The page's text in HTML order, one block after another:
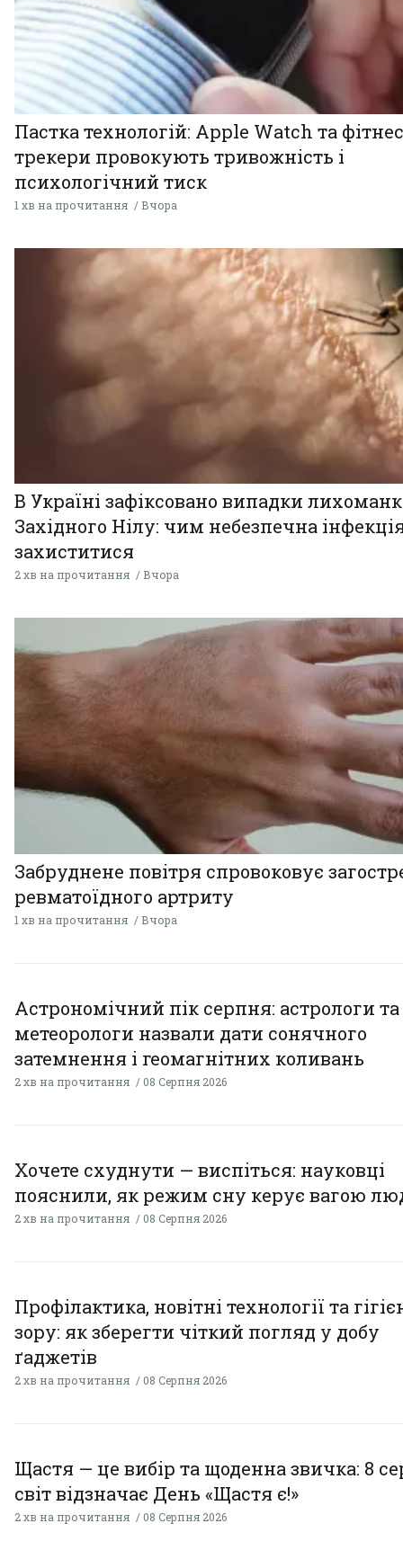
Пастка технологій: Apple Watch та
трекери провокують тривожність і
психологічний тиск
1 хв на прочитання Вчора
В Україні зафіксовано випадки
Західного Нілу: чим небезпечна
захиститися
2 хв на прочитання Вчора
Забруднене повітря спровоковує
ревматоїдного артриту
1 хв на прочитання Вчора
Астрономічний пік серпня: астрологи та
метеорологи назвали дати сонячного
затемнення і геомагнітних коливань
2 хв на прочитання 08 Серпня 2026
Хочете схуднути — виспіться: науковці
пояснили, як режим сну керує вагою
2 хв на прочитання 08 Серпня 2026
Профілактика, новітні технології та
зору: як зберегти чіткий погляд у добу
ґаджетів
2 хв на прочитання 08 Серпня 2026
Щастя — це вибір та щоденна звичка: 8
світ відзначає День «Щастя є!»
2 хв на прочитання 08 Серпня 2026